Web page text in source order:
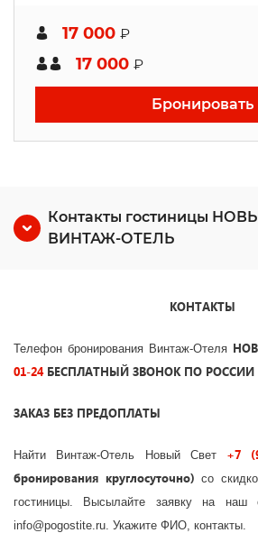
17 000 ₽
17 000 ₽
Бронировать
Контакты гостиницы
ВИНТАЖ-ОТЕЛЬ
КОНТАКТЫ
Телефон бронирования Винтаж-Отеля
01-24БЕСПЛАТНЫЙ ЗВОНОК ПО РОССИИ
ЗАКАЗ БЕЗ ПРЕДОПЛАТЫ
Найти Винтаж-Отель Новый Свет +7
бронирования круглосуточно)со
гостиницы. Высылайте заявку на наш
info@pogostite.ru. Укажите ФИО, контакты.